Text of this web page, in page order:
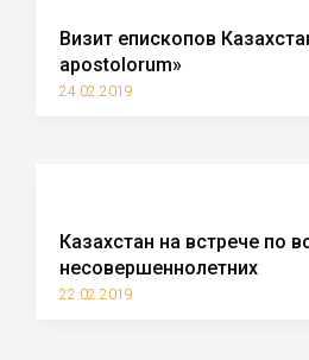
Визит епископов
apostolorum»
24.02.2019
Казахстан на встрече по
несовершеннолетних
22.02.2019